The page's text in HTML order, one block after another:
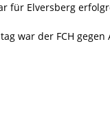
für Elversberg
war der FCH